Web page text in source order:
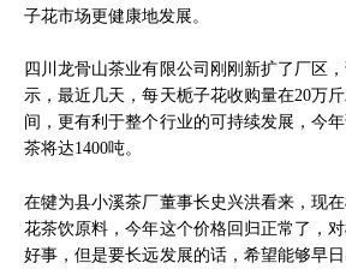
子花市场更健康地发展。
四川龙骨山茶业有限公司刚刚新扩了厂区
示，最近几天，每天栀子花收购量在20万
间，更有利于整个行业的可持续发展，今
茶将达1400吨。
在犍为县小溪茶厂董事长史兴洪看来，现
花茶饮原料，今年这个价格回归正常了，
好事，但是要长远发展的话，希望能够早